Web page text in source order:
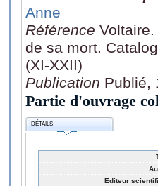
Anne
Référence
de sa mort.
(XI-XXII)
Publication Publié,
Partie d'ouvrage
DÉTAILS
Editeur